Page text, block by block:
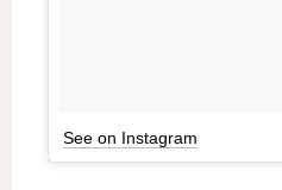
See on Instagram